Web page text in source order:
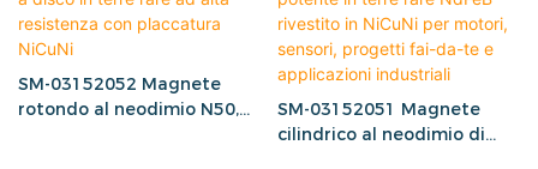
SM-03152052 Magnete
rotondo al neodimio N50,
SM-03152051 Magnete
cilindrico al neodimio di